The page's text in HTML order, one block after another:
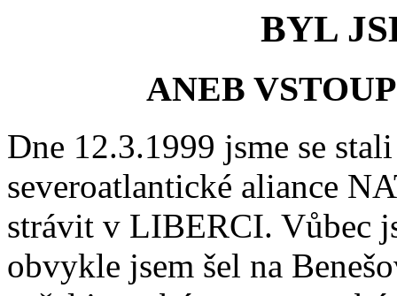
BYL
ANEB
Dne 12.3.1999 jsme se
severoatlantické aliance
strávit v LIBERCI. Vůbec
obvykle jsem šel na